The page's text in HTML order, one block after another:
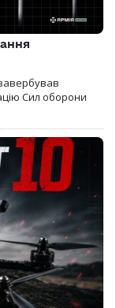
Сил оборони